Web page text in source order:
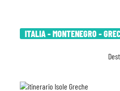
ITALIA - MONTENEGRO -